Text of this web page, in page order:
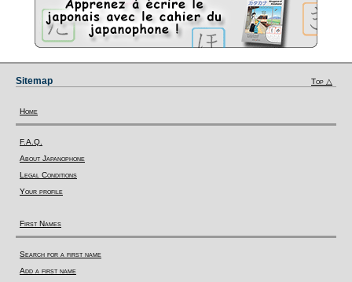
Sitemap Top △
Home
F.A.Q.
About Japanophone
Legal Conditions
Your profile
First Names
Search for a first name
Add a first name